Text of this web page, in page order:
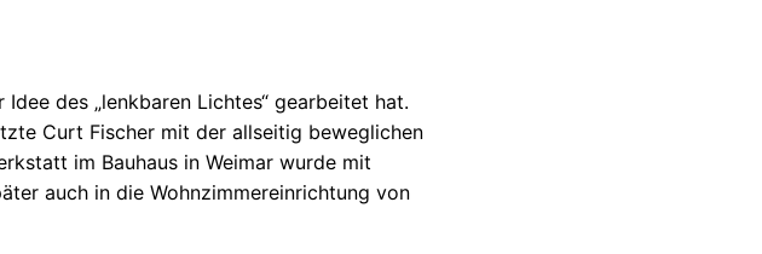
des „lenkbaren Lichtes“ gearbeitet hat.
Curt Fischer mit der allseitig beweglichen
im Bauhaus in Weimar wurde mit
auch in die Wohnzimmereinrichtung von